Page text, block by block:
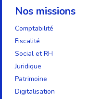
Nos missions
Comptabilité
Fiscalité
Social et RH
Juridique
Patrimoine
Digitalisation